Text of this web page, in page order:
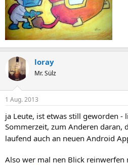
loray
Mr. Sülz
1 Aug. 2013
ja Leute, ist etwas still geworden -
Sommerzeit, zum Anderen daran,
laufend auch an neuen Android
Also wer mal nen Blick reinwerfen